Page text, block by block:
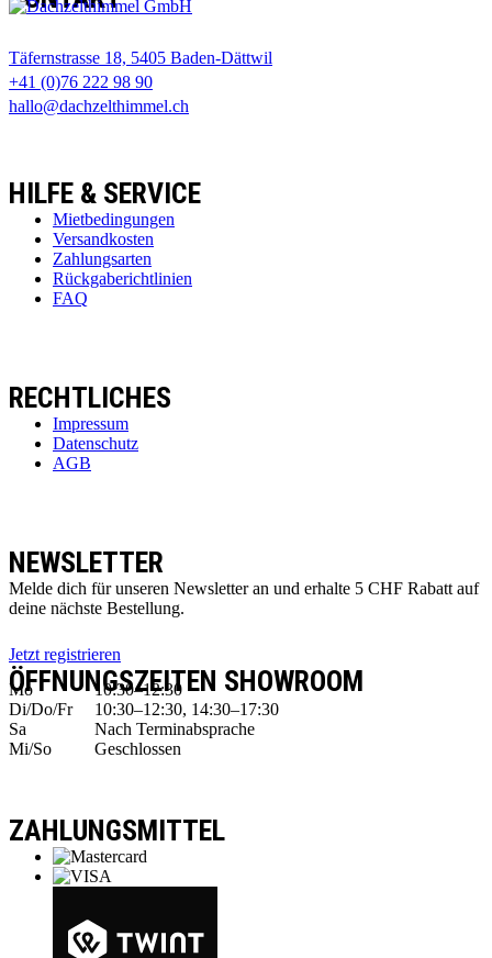
Täfernstrasse 18, 5405 Baden-Dättwil
+41 (0)76 222 98 90
hallo@dachzelthimmel.ch
HILFE & SERVICE
Mietbedingungen
Versandkosten
Zahlungsarten
Rückgaberichtlinien
FAQ
RECHTLICHES
Impressum
Datenschutz
AGB
NEWSLETTER
Melde dich für unseren Newsletter an und erhalte 5 CHF Rabatt auf
deine nächste Bestellung.
Jetzt registrieren
ÖFFNUNGSZEITEN SHOWROOM
Mo
10:30–12:30
Di/Do/Fr
10:30–12:30, 14:30–17:30
Sa
Nach Terminabsprache
Mi/So
Geschlossen
ZAHLUNGSMITTEL